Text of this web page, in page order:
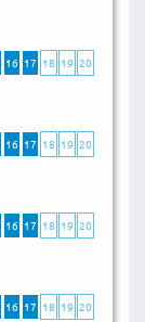
16 17 18 19 20
16 17 18 19 20
16 17 18 19 20
16 17 18 19 20